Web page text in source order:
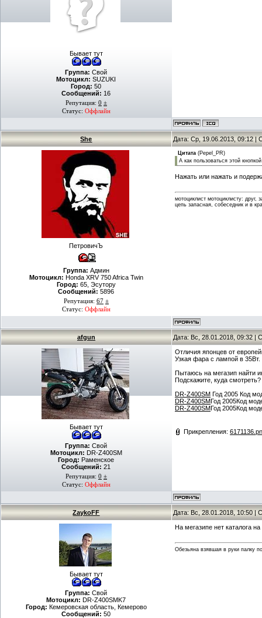
Бывает тут
Группа: Свой
Мотоцикл: SUZUKI
Город: 50
Сообщений: 16
Репутация: 0 ±
Статус: Оффлайн
She Дата: Ср, 19.06.2013, 09:12 |
ПетровичЪ
Группа: Админ
Мотоцикл: Honda XRV 750 Africa Twin
Город: 65, Эсутору
Сообщений: 5896
Репутация: 67 ±
Статус: Оффлайн
Цитата (Pepel_PR)
А как пользоваться этой
Нажать или нажать и
мотоциклист мотоциклисту: друг,
цепь запасная, собеседник и в
afgun Дата: Вс, 28.01.2018, 09:32 |
Бывает тут
Группа: Свой
Мотоцикл: DR-Z400SM
Город: Раменское
Сообщений: 21
Репутация: 0 ±
Статус: Оффлайн
Отличия японцев от
Узкая фара с лампой в 35Вт.
Пытаюсь на мегазип найти
Подскажите, куда смотреть?
DR-Z400SM Год 2005 Код
DR-Z400SMГод 2005Код
DR-Z400SMГод 2005Код
Прикрепления:
ZaykoFF Дата: Вс, 28.01.2018, 10:50 |
Бывает тут
Группа: Свой
Мотоцикл: DR-Z400SMK7
Город: Кемеровская область, Кемерово
Сообщений: 50
На мегазипе нет каталога
Обезьяна взявшая в руки палку